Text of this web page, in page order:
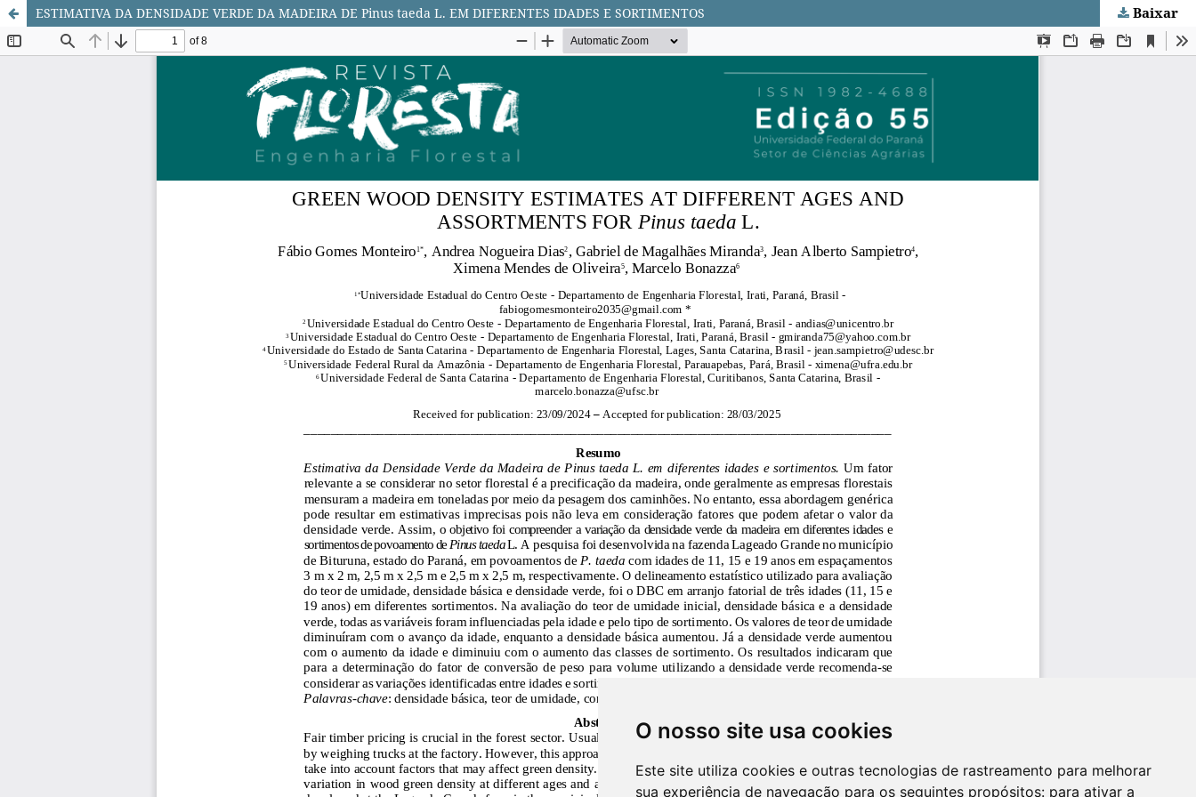
O nosso site usa cookies
Este site utiliza cookies e outras tecnologias de rastreamento para melhorar
sua experiência de navegação para os seguintes propósitos: para ativar a
ESTIMATIVA DA DENSIDADE VERDE DA MADEIRA DE Pinus taeda L. EM DIFERENTES IDADES E SORTIMENTOS Baixar